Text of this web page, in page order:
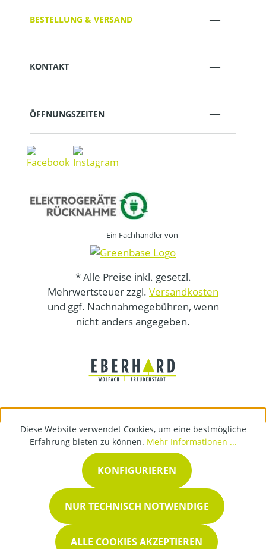
BESTELLUNG & VERSAND
KONTAKT
ÖFFNUNGSZEITEN
Ein Fachhändler von
* Alle Preise inkl. gesetzl.
Mehrwertsteuer zzgl. Versandkosten
und ggf. Nachnahmegebühren, wenn
nicht anders angegeben.
Diese Website verwendet Cookies, um eine bestmögliche
Erfahrung bieten zu können. Mehr Informationen ...
NUR TECHNISCH NOTWENDIGE
KONFIGURIEREN
ALLE COOKIES AKZEPTIEREN